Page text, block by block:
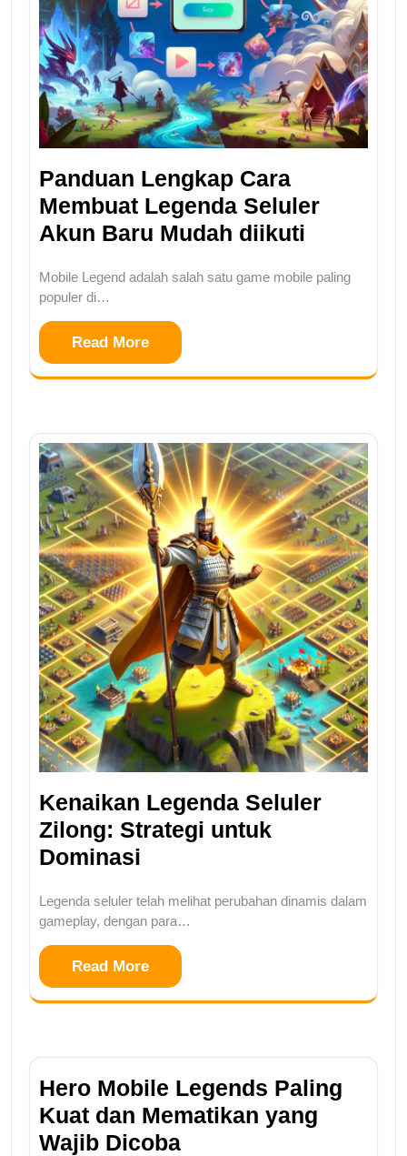
Panduan Lengkap Cara
Membuat Legenda Seluler
Akun Baru Mudah diikuti
Mobile Legend adalah salah satu game mobile paling
populer di…
Read More
Kenaikan Legenda Seluler
Zilong: Strategi untuk
Dominasi
Legenda seluler telah melihat perubahan dinamis dalam
gameplay, dengan para…
Read More
Hero Mobile Legends Paling
Kuat dan Mematikan yang
Wajib Dicoba